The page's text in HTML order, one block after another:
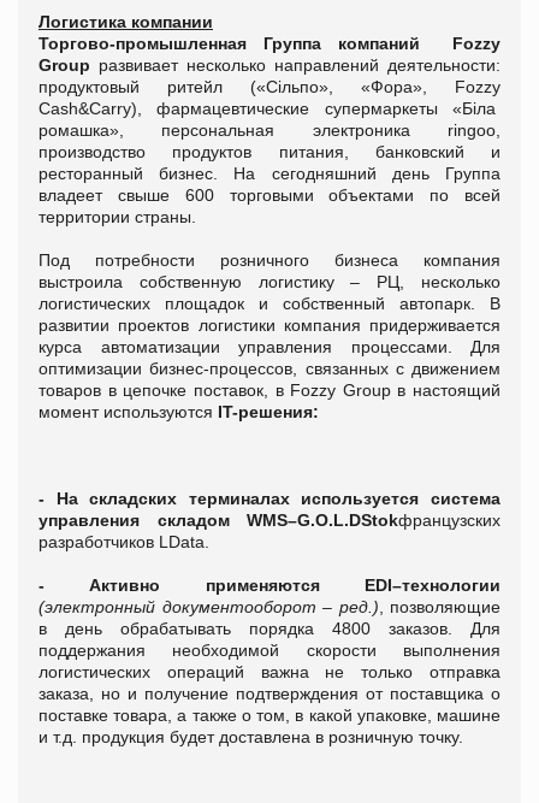
Логистика компании
Торгово-промышленная Группа компаний Fozzy
Group развивает несколько направлений деятельности:
продуктовый ритейл («Сільпо», «Фора», Fozzy
Cash&Carry), фармацевтические супермаркеты «Біла
ромашка», персональная электроника rіngoo,
производство продуктов питания, банковский и
ресторанный бизнес. На сегодняшний день Группа
владеет свыше 600 торговыми объектами по всей
территории страны.
Под потребности розничного бизнеса компания
выстроила собственную логистику – РЦ, несколько
логистических площадок и собственный автопарк. В
развитии проектов логистики компания придерживается
курса автоматизации управления процессами. Для
оптимизации бизнес-процессов, связанных с движением
товаров в цепочке поставок, в Fozzy Group в настоящий
момент используются IT-решения:
- На складских терминалах используется система
управления складом WMS–G.O.L.DStokфранцузских
разработчиков LData.
-Активно применяются EDI–технологии
(электронный документооборот – ред.) , позволяющие
в день обрабатывать порядка 4800 заказов. Для
поддержания необходимой скорости выполнения
логистических операций важна не только отправка
заказа, но и получение подтверждения от поставщика о
поставке товара, а также о том, в какой упаковке, машине
и т.д. продукция будет доставлена в розничную точку.